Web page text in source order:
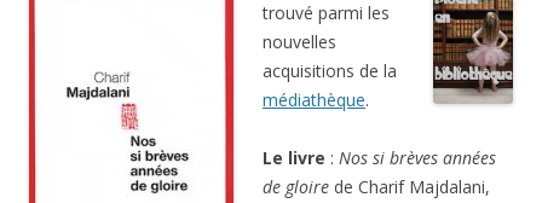
trouvé parmi les
nouvelles
acquisitions de la
médiathèque.
Le livre : Nos si brèves années
de gloire de Charif Majdalani,